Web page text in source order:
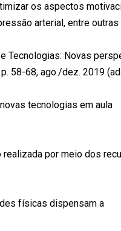
os aspectos
arterial, entre outras
Tecnologias: Novas
p. 58-68, ago./dez. 2019
tecnologias em aula
realizada por meio dos
físicas dispensam a